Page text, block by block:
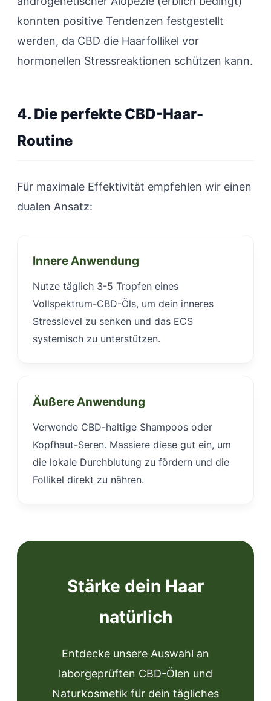
konnten positive Tendenzen festgestellt
werden, da CBD die Haarfollikel vor
hormonellen Stressreaktionen schützen kann.
4. Die perfekte CBD-Haar-
Routine
Für maximale Effektivität empfehlen wir einen
dualen Ansatz:
Innere Anwendung
Nutze täglich 3-5 Tropfen eines
Vollspektrum-CBD-Öls, um dein inneres
Stresslevel zu senken und das ECS
systemisch zu unterstützen.
Äußere Anwendung
Verwende CBD-haltige Shampoos oder
Kopfhaut-Seren. Massiere diese gut ein, um
die lokale Durchblutung zu fördern und die
Follikel direkt zu nähren.
Stärke dein Haar
natürlich
Entdecke unsere Auswahl an
laborgeprüften CBD-Ölen und
Naturkosmetik für dein tägliches